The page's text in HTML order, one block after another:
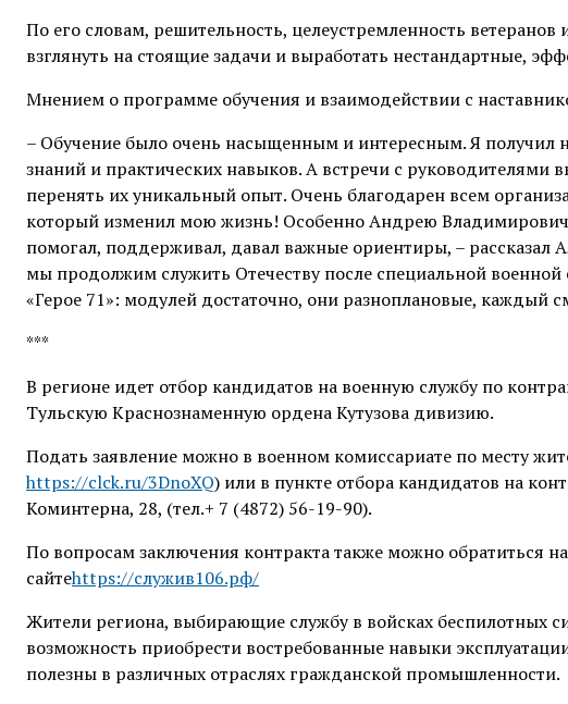
По его словам, решительность, целеустремленность
взглянуть на стоящие задачи и выработать нестандартные,
Мнением о программе обучения и взаимодействии с
– Обучение было очень насыщенным и интересным. Я получил
знаний и практических навыков. А встречи с руководителями
перенять их уникальный опыт. Очень благодарен всем
который изменил мою жизнь! Особенно Андрею
помогал, поддерживал, давал важные ориентиры, – рассказал
мы продолжим служить Отечеству после специальной
«Герое 71»: модулей достаточно, они разноплановые, каждый
***
В регионе идет отбор кандидатов на военную службу по
Тульскую Краснознаменную ордена Кутузова дивизию.
Подать заявление можно в военном комиссариате по месту
https://clck.ru/3DnoXQ) или в пункте отбора кандидатов на
Коминтерна, 28, (тел.+ 7 (4872) 56-19-90).
По вопросам заключения контракта также можно обратиться
сайтеhttps://служив106.рф/
Жители региона, выбирающие службу в войсках беспилотных
возможность приобрести востребованные навыки
полезны в различных отраслях гражданской промышленности.